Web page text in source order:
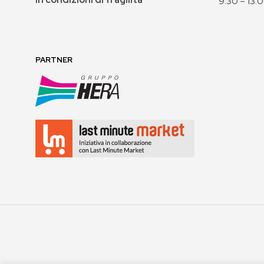
PARTNER